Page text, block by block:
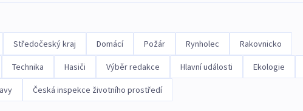
Středočeský kraj Domácí Požár Rynholec Rakovnicko
Technika Hasiči Výběr redakce Hlavní události Ekologie
Česká inspekce životního prostředí